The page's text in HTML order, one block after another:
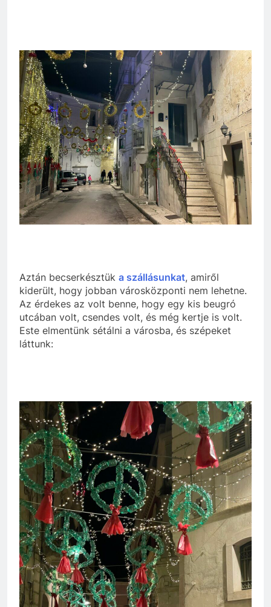
Aztán becserkésztük a szállásunkat, amiről
kiderült, hogy jobban városközponti nem lehetne.
Az érdekes az volt benne, hogy egy kis beugró
utcában volt, csendes volt, és még kertje is volt.
Este elmentünk sétálni a városba, és szépeket
láttunk: